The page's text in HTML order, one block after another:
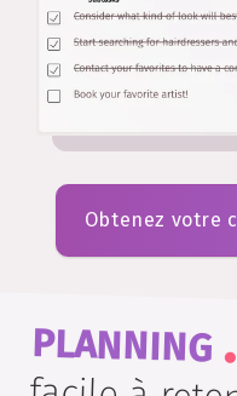
Obtenez votre
PLANNING .